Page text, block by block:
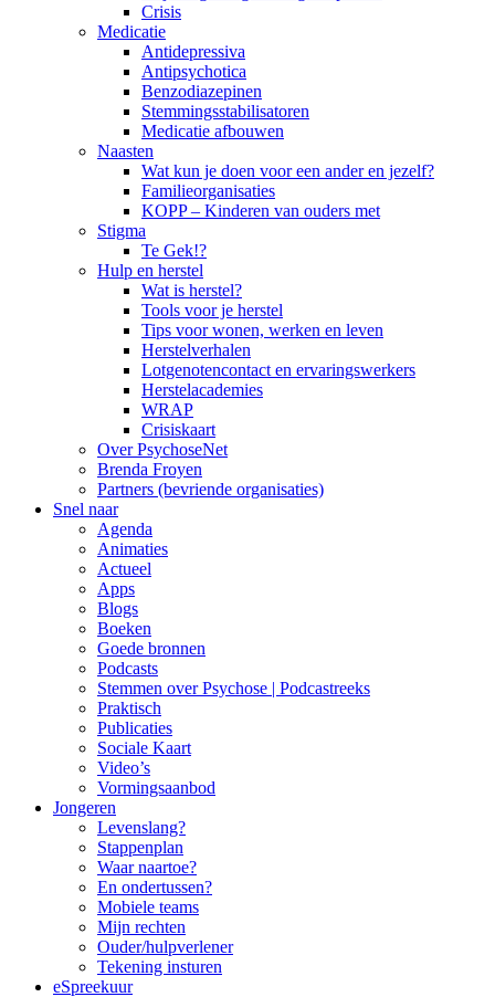
Crisis
Medicatie
Antidepressiva
Antipsychotica
Benzodiazepinen
Stemmingsstabilisatoren
Medicatie afbouwen
Naasten
Wat kun je doen voor een ander en jezelf?
Familieorganisaties
KOPP – Kinderen van ouders met
Stigma
Te Gek!?
Hulp en herstel
Wat is herstel?
Tools voor je herstel
Tips voor wonen, werken en leven
Herstelverhalen
Lotgenotencontact en ervaringswerkers
Herstelacademies
WRAP
Crisiskaart
Over PsychoseNet
Brenda Froyen
Partners (bevriende organisaties)
Snel naar
Agenda
Animaties
Actueel
Apps
Blogs
Boeken
Goede bronnen
Podcasts
Stemmen over Psychose | Podcastreeks
Praktisch
Publicaties
Sociale Kaart
Video’s
Vormingsaanbod
Jongeren
Levenslang?
Stappenplan
Waar naartoe?
En ondertussen?
Mobiele teams
Mijn rechten
Ouder/hulpverlener
Tekening insturen
eSpreekuur